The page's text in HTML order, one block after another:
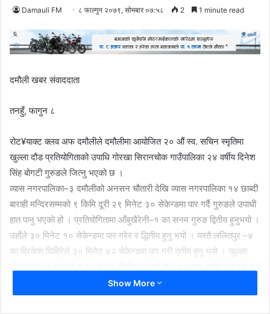
Damauli FM ८ फाल्गुन २०७९, सोमबार ०७:५८ 2 1 minute read
दमौली खबर संवाददाता
तनहुँ, फागुन ८
रोट¥याक्ट क्लव अफ दमौलीले दमौलीमा आयोजित २० औं स्व. सचिन स्मृतिमा
खुल्ला दौड प्रतियोगिताको उपाधि गोरखा सिरानचोक गाउँपालिका २४ वर्षीय दिनेश
सिंह बोगटी गुरुङले जित्नु भएको छ ।
व्यास नगरपालिका–३ दमौलीको अनसन चौतारी देखि व्यास नगरपालिका १४ छाब्दी
बाराही मन्दिरसम्मको ९ किमि दूरी २९ मिनेट ३० सेकेन्डमा पार गर्दै गुरुङले उपाधी
हात पानु भएको हो । प्रतियोगितामा आँबुखैरेनी–१ का सनम गुरुङ द्वितीय हुनुभयो ।
उहाँले ३० मिनेट १० सेकेन्डमा पार गरेर र द्धितीय हुनु भयो । यस्तै ललितपुर –४
का ब्रिकेश घिमिरेले ३० मिनेट ४२ सेकेन्डमा पार गरी तृतीय हुनु भयो । खुल्ला
हजार नगद प्रदान गरियो । यसैगरी भानु –१२ का अनिल माजकोटी, ऋषिङ – ६
की सुस्मिता रानाभाट, व्यास –१ का कृतिक घर्ती सान्त्वना हुनुु भएको छ ।
Show More